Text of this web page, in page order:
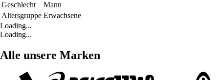
Geschlecht
Mann
Altersgruppe Erwachsene
Loading...
Loading...
Alle unsere Marken